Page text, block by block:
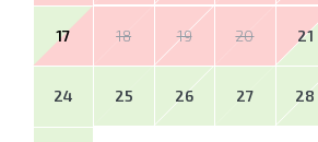
17 18 19 20 21
24 25 26 27 28